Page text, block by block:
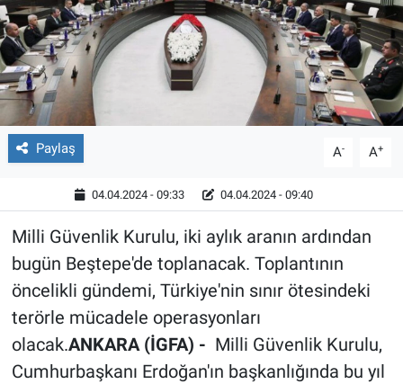
Paylaş A- A+
04.04.2024 - 09:33 04.04.2024 - 09:40
Milli Güvenlik Kurulu, iki aylık aranın ardından
bugün Beştepe'de toplanacak. Toplantının
öncelikli gündemi, Türkiye'nin sınır ötesindeki
terörle mücadele operasyonları
olacak.ANKARA (İGFA) - Milli Güvenlik Kurulu,
Cumhurbaşkanı Erdoğan'ın başkanlığında bu yıl